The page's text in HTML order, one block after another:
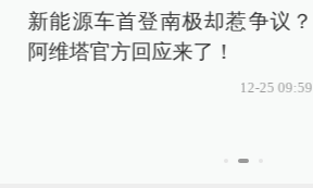
新能源车首登南极却惹争议？
阿维塔官方回应来了！
12-25 09:59